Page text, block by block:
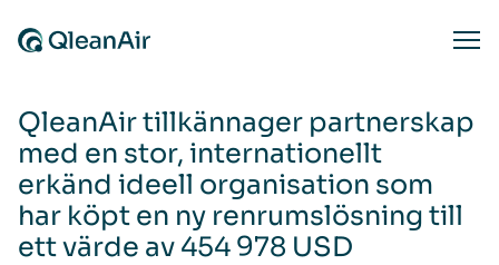
QleanAir tillkännager partnerskap
med en stor, internationellt
erkänd ideell organisation som
har köpt en ny renrumslösning till
ett värde av 454 978 USD